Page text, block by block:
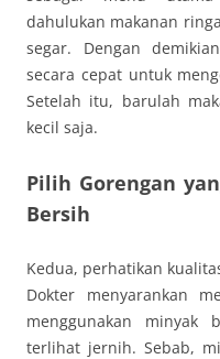
dahulukan makanan
segar. Dengan
secara cepat untuk
Setelah itu, barulah
kecil saja.
Pilih Gorengan
Bersih
Kedua, perhatikan
Dokter menyarankan
menggunakan
terlihat jernih. Sebab,